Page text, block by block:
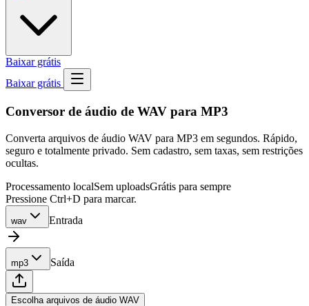
Baixar grátis
Baixar grátis
Conversor de áudio de WAV para MP3
Converta arquivos de áudio WAV para MP3 em segundos. Rápido,
seguro e totalmente privado. Sem cadastro, sem taxas, sem restrições
ocultas.
Processamento localSem uploadsGrátis para sempre
Pressione Ctrl+D para marcar.
wav Entrada
mp3 Saída
Escolha arquivos de áudio WAV